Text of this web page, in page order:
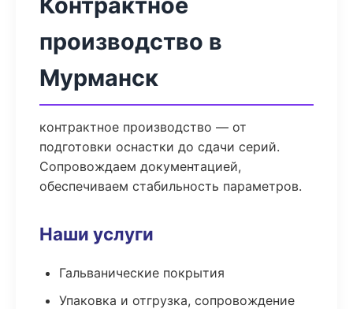
производство в
Мурманск
контрактное производство — от
подготовки оснастки до сдачи серий.
Сопровождаем документацией,
обеспечиваем стабильность параметров.
Наши услуги
Гальванические покрытия
Упаковка и отгрузка, сопровождение